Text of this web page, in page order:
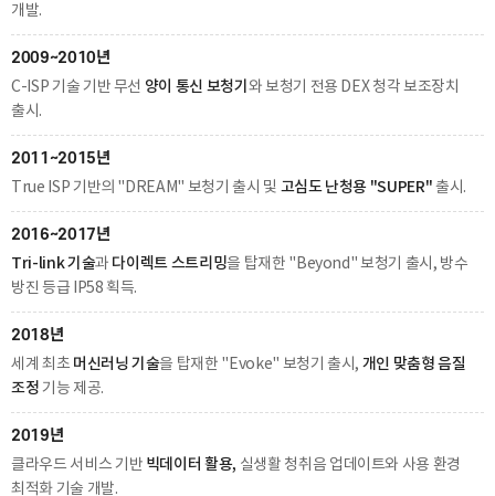
개발.
2009~2010년
C-ISP 기술 기반 무선 양이 통신 보청기 와 보청기 전용 DEX 청각 보조장치
출시.
2011~2015년
True ISP 기반의 "DREAM" 보청기 출시 및 고심도 난청용 "SUPER"출시.
2016~2017년
Tri-link 기술과 다이렉트 스트리밍을 탑재한 "Beyond" 보청기 출시, 방수
방진 등급 IP58 획득.
2018년
세계 최초 머신러닝 기술을 탑재한 "Evoke" 보청기 출시, 개인 맞춤형 음질
조정 기능 제공.
2019년
클라우드 서비스 기반 빅데이터 활용, 실생활 청취음 업데이트와 사용 환경
최적화 기술 개발.